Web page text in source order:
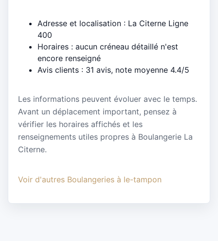
Adresse et localisation : La Citerne Ligne
400
Horaires : aucun créneau détaillé n'est
encore renseigné
Avis clients : 31 avis, note moyenne 4.4/5
Les informations peuvent évoluer avec le temps.
Avant un déplacement important, pensez à
vérifier les horaires affichés et les
renseignements utiles propres à Boulangerie La
Citerne.
Voir d'autres Boulangeries à le-tampon